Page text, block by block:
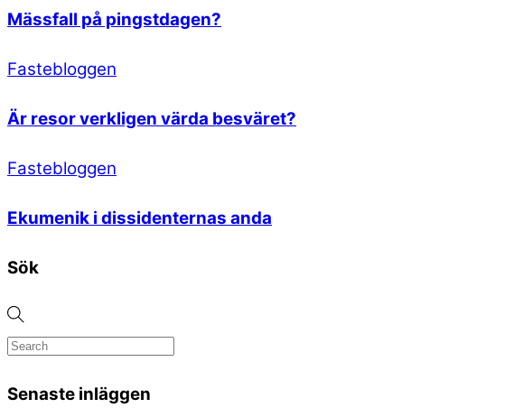
Mässfall på pingstdagen?
Fastebloggen
Är resor verkligen värda besväret?
Fastebloggen
Ekumenik i dissidenternas anda
Sök
Senaste inläggen